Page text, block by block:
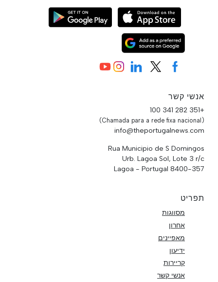
אנשי קשר
+351 282 341 100
(Chamada para a rede fixa nacional)
info@theportugalnews.com
Rua Municipio de S Domingos
Urb. Lagoa Sol, Lote 3 r/c
8400-357 Lagoa - Portugal
תפריט
מסווגות
אחרון
מאפיינים
ידיעון
קריירות
אנשי קשר